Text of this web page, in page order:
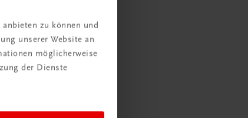
zu können und
unserer Website an
möglicherweise
der Dienste